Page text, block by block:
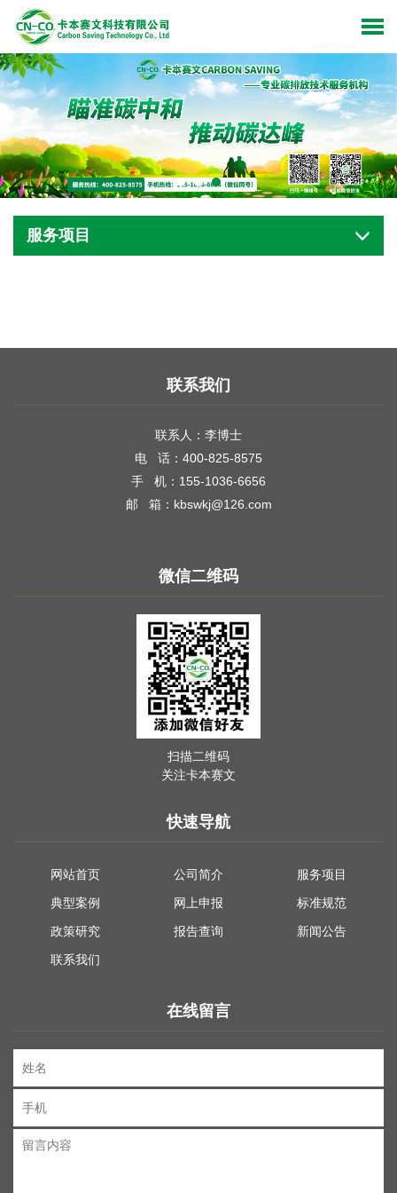
服务项目
联系我们
联系人：李博士
电 话：400-825-8575
手 机：155-1036-6656
邮 箱：kbswkj@126.com
微信二维码
扫描二维码
关注卡本赛文
快速导航
网站首页 公司简介
服务项目
典型案例
网上申报
标准规范
政策研究
报告查询
新闻公告
联系我们
在线留言